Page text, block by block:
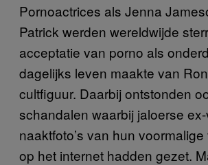
Pornoactrices als Jenna
Patrick werden wereldwijde
acceptatie van porno als
dagelijks leven maakte van
cultfiguur. Daarbij ontstonden
schandalen waarbij jaloerse
naaktfoto’s van hun
op het internet hadden gezet.